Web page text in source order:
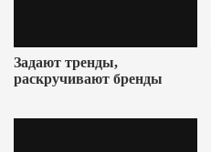
Задают тренды,
раскручивают бренды